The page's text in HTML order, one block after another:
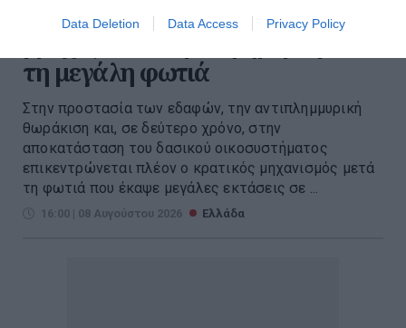
Data Deletion Data Access Privacy Policy
έργα πριν τις φθινοπωρινές
τη μεγάλη φωτιά
Στην προστασία των εδαφών, την αντιπλημμυρική
θωράκιση και, σε δεύτερο χρόνο, στην
αποκατάσταση του δασικού οικοσυστήματος
επικεντρώνεται πλέον ο κρατικός μηχανισμός μετά
τη φωτιά που έκαψε μεγάλες εκτάσεις σε ...
16:00 | 08 Αυγούστου 2026 Ελλάδα